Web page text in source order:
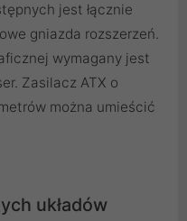
jest łącznie
gniazda rozszerzeń.
wymagany jest
Zasilacz ATX o
można umieścić
układów